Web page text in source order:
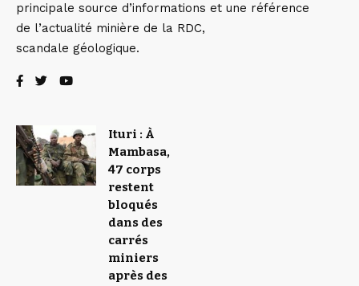
principale source d’informations et une référence
de l’actualité minière de la RDC,
scandale géologique.
Ituri : À
Mambasa,
47 corps
restent
bloqués
dans des
carrés
miniers
après des